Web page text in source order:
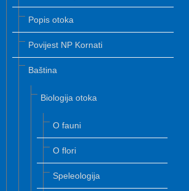
Popis otoka
Povijest NP Kornati
Baština
Biologija otoka
O fauni
O flori
Speleologija